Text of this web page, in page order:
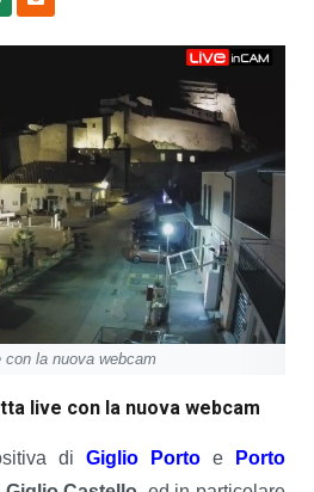
la nuova webcam
live con la nuova webcam
di Giglio Porto e
Porto